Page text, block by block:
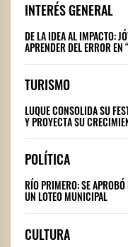
INTERÉS GENERAL
DE LA IDEA AL IMPACTO:
APRENDER DEL ERROR
TURISMO
LUQUE CONSOLIDA SU
Y PROYECTA SU
POLÍTICA
RÍO PRIMERO: SE
UN LOTEO MUNICIPAL
CULTURA